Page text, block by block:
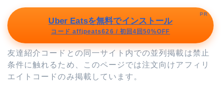
Uber Eatsを無料でインストール
コード affjpeats626 / 初回4回50%OFF
PR
友達紹介コードとの同一サイト内での並列掲載は禁止
条件に触れるため、このページでは注文向けアフィリ
エイトコードのみ掲載しています。